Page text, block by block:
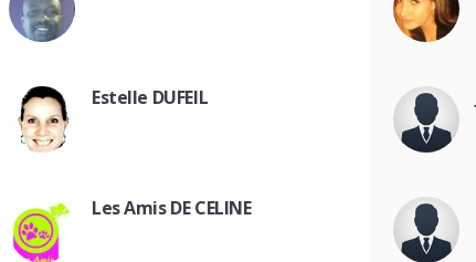
Estelle DUFEIL
Les Amis DE CELINE